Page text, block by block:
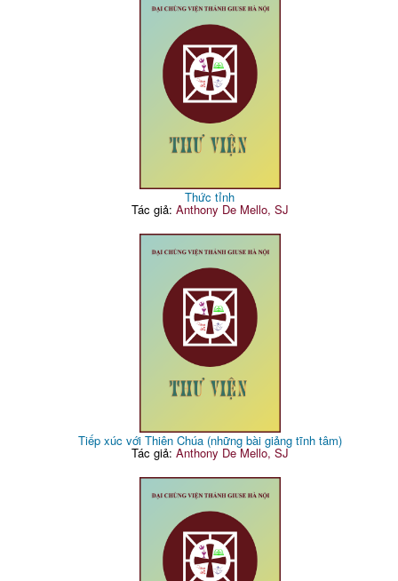
Thức tỉnh
Tác giả: Anthony De Mello, SJ
Tiếp xúc với Thiên Chúa (những bài giảng tĩnh tâm)
Tác giả: Anthony De Mello, SJ